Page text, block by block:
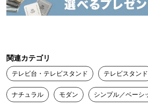
い
て
料
に
い
関連カテゴリ
テレビ台・テレビスタンド テレビスタンド
ナチュラル モダン シンプル／ベーシ